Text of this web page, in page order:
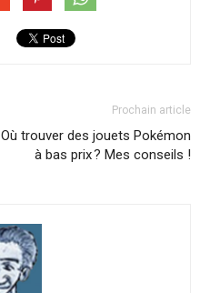
Prochain article
Où trouver des jouets Pokémon
à bas prix ? Mes conseils !